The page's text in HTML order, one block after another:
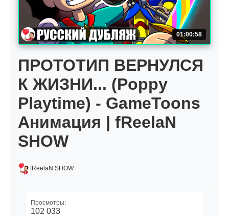
01:00:58
ПРОТОТИП ВЕРНУЛСЯ
К ЖИЗНИ... (Poppy
Playtime) - GameToons
Анимация | fReelaN
SHOW
fReelaN SHOW
Просмотры:
102 033